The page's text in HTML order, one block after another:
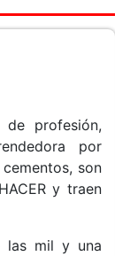
profesión,
por
son
y traen
las mil y una